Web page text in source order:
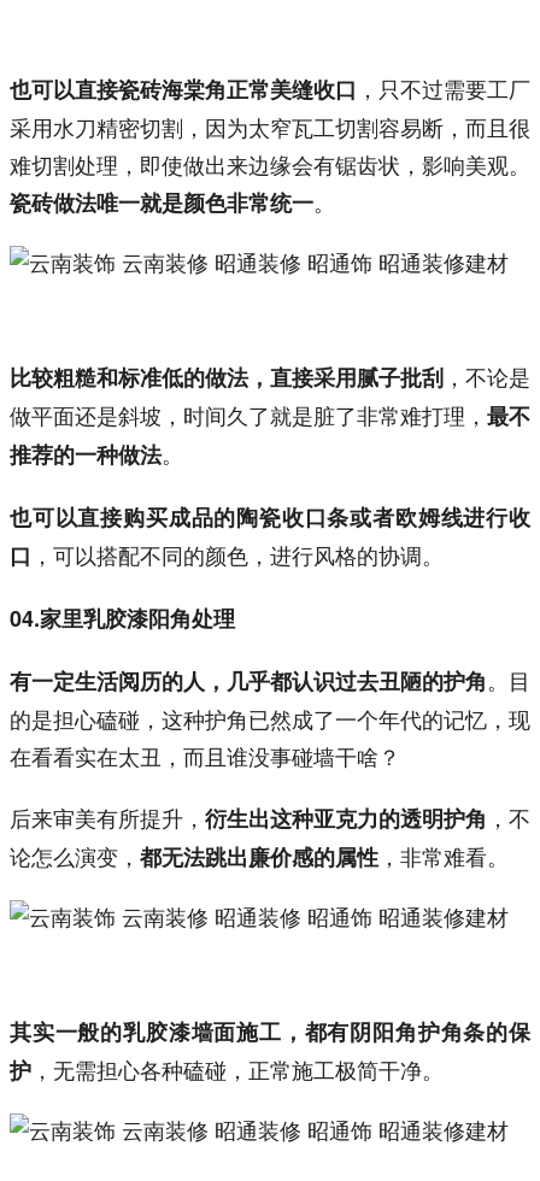
也可以直接瓷砖海棠角正常美缝收口 ，只不过需要工厂
采用水刀精密切割，因为太窄瓦工切割容易断，而且很
难切割处理，即使做出来边缘会有锯齿状，影响美观。
瓷砖做法唯一就是颜色非常统一。
比较粗糙和标准低的做法，直接采用腻子批刮 ，不论是
做平面还是斜坡，时间久了就是脏了非常难打理， 最不
推荐的一种做法。
也可以直接购买成品的陶瓷收口条或者欧姆线进行收
口 ，可以搭配不同的颜色，进行风格的协调。
04.家里乳胶漆阳角处理
有一定生活阅历的人，几乎都认识过去丑陋的护角。目
的是担心磕碰，这种护角已然成了一个年代的记忆，现
在看看实在太丑，而且谁没事碰墙干啥？
后来审美有所提升， 衍生出这种亚克力的透明护角 ，不
论怎么演变， 都无法跳出廉价感的属性 ，非常难看。
其实一般的乳胶漆墙面施工，都有阴阳角护角条的保
护 ，无需担心各种磕碰，正常施工极简干净。